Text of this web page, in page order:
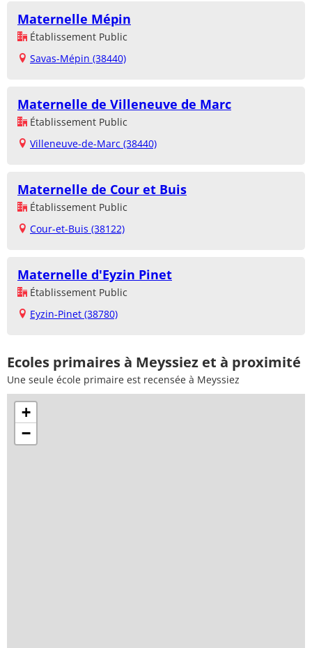
Maternelle Mépin
Établissement Public
Savas-Mépin (38440)
Maternelle de Villeneuve de Marc
Établissement Public
Villeneuve-de-Marc (38440)
Maternelle de Cour et Buis
Établissement Public
Cour-et-Buis (38122)
Maternelle d'Eyzin Pinet
Établissement Public
Eyzin-Pinet (38780)
Ecoles primaires à Meyssiez et à proximité
Une seule école primaire est recensée à Meyssiez
+
−